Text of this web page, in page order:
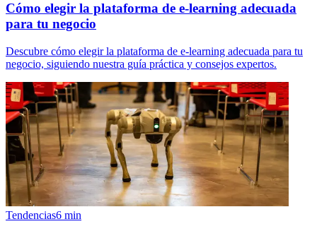
Cómo elegir la plataforma de e-learning adecuada
para tu negocio
Descubre cómo elegir la plataforma de e-learning adecuada para tu
negocio, siguiendo nuestra guía práctica y consejos expertos.
Tendencias6 min